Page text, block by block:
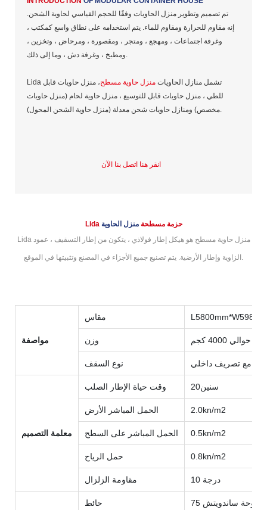
تم تصميم وتطوير منزل الحاويات وفقًا للحجم القياسي لحاوية الشحن.
إنه مقاوم للحرارة ومقاوم للماء. يتم استخدامه على نطاق واسع كمكتب ،
وغرفة اجتماعات ، ومهجع ، ومتجر ، ومقصورة ، ومرحاض ، وتخزين ،
Lida تشمل منازل الحاويات منزل حاوية مسطح، منزل حاويات قابل
للطي ، منزل حاويات قابل للتوسيع ، منزل حاوية لحام (منزل حاويات
انقر هنا اتصل بنا الآن
Lida حزمة مسطحةمنزل الحاوية
Lida منزل حاوية مسطح هو هيكل إطار فولاذي ، يتكون من إطار التسقيف ، عمود
الزاوية وإطار الأرضية. يتم تصنيع جميع الأجزاء في المصنع وتثبيتها في الموقع.
مواصفة
مقاس
وزن حوالي 4000 كجم
نوع السقف مع تصريف داخلي
معلمة التصميم
وقت حياة الإطار الصلب سنين20
الحمل المباشر الأرض 2.0kn/m2
الحمل المباشر على السطح 0.5kn/m2
حمل الرياح 0.8kn/m2
مقاومة الزلزال درجة 10
حائط ملم لوحة ساندويتش